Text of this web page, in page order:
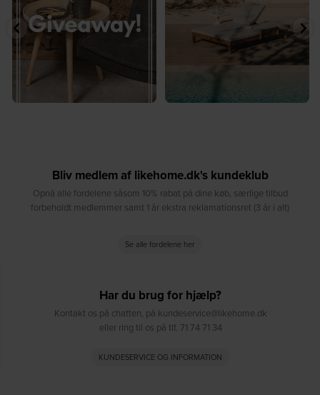
207 217
8 0
Bliv medlem af likehome.dk's kundeklub
Opnå alle fordelene såsom 10% rabat på dine køb, særlige tilbud
forbeholdt medlemmer samt 1 år ekstra reklamationsret (3 år i alt)
Se alle fordelene her
Har du brug for hjælp?
Kontakt os på chatten, på kundeservice@likehome.dk
eller ring til os på tlf. 71 74 71 34
KUNDESERVICE OG INFORMATION